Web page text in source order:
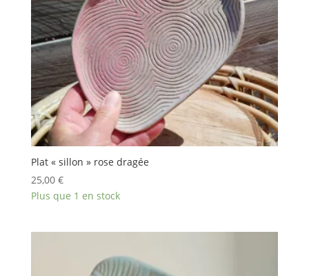
Plat « sillon » rose dragée
25,00 €
Plus que 1 en stock